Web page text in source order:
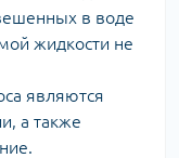
в воде
жидкости не
являются
а также